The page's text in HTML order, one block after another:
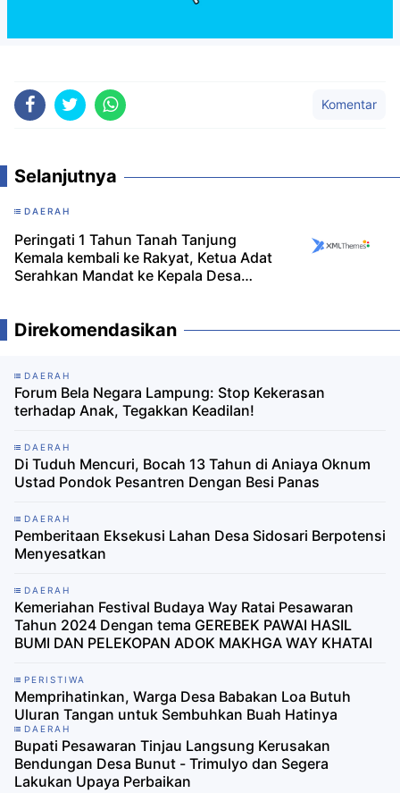
Komentar
Selanjutnya
DAERAH
Peringati 1 Tahun Tanah Tanjung
Kemala kembali ke Rakyat, Ketua Adat
Serahkan Mandat ke Kepala Desa
Direkomendasikan
DAERAH
Forum Bela Negara Lampung: Stop Kekerasan
terhadap Anak, Tegakkan Keadilan!
DAERAH
Di Tuduh Mencuri, Bocah 13 Tahun di Aniaya Oknum
Ustad Pondok Pesantren Dengan Besi Panas
DAERAH
Pemberitaan Eksekusi Lahan Desa Sidosari Berpotensi
Menyesatkan
DAERAH
Kemeriahan Festival Budaya Way Ratai Pesawaran
Tahun 2024 Dengan tema GEREBEK PAWAI HASIL
BUMI DAN PELEKOPAN ADOK MAKHGA WAY KHATAI
PERISTIWA
Memprihatinkan, Warga Desa Babakan Loa Butuh
Uluran Tangan untuk Sembuhkan Buah Hatinya
DAERAH
Bupati Pesawaran Tinjau Langsung Kerusakan
Bendungan Desa Bunut - Trimulyo dan Segera
Lakukan Upaya Perbaikan